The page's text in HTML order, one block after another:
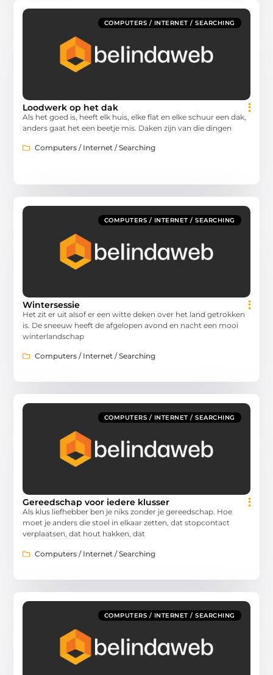
COMPUTERS / INTERNET / SEARCHING
Loodwerk op het dak
Als het goed is, heeft elk huis, elke flat en elke schuur een dak,
anders gaat het een beetje mis. Daken zijn van die dingen
Computers / Internet / Searching
COMPUTERS / INTERNET / SEARCHING
Wintersessie
Het zit er uit alsof er een witte deken over het land getrokken
is. De sneeuw heeft de afgelopen avond en nacht een mooi
winterlandschap
Computers / Internet / Searching
COMPUTERS / INTERNET / SEARCHING
Gereedschap voor iedere klusser
Als klus liefhebber ben je niks zonder je gereedschap. Hoe
moet je anders die stoel in elkaar zetten, dat stopcontact
verplaatsen, dat hout hakken, dat
Computers / Internet / Searching
COMPUTERS / INTERNET / SEARCHING